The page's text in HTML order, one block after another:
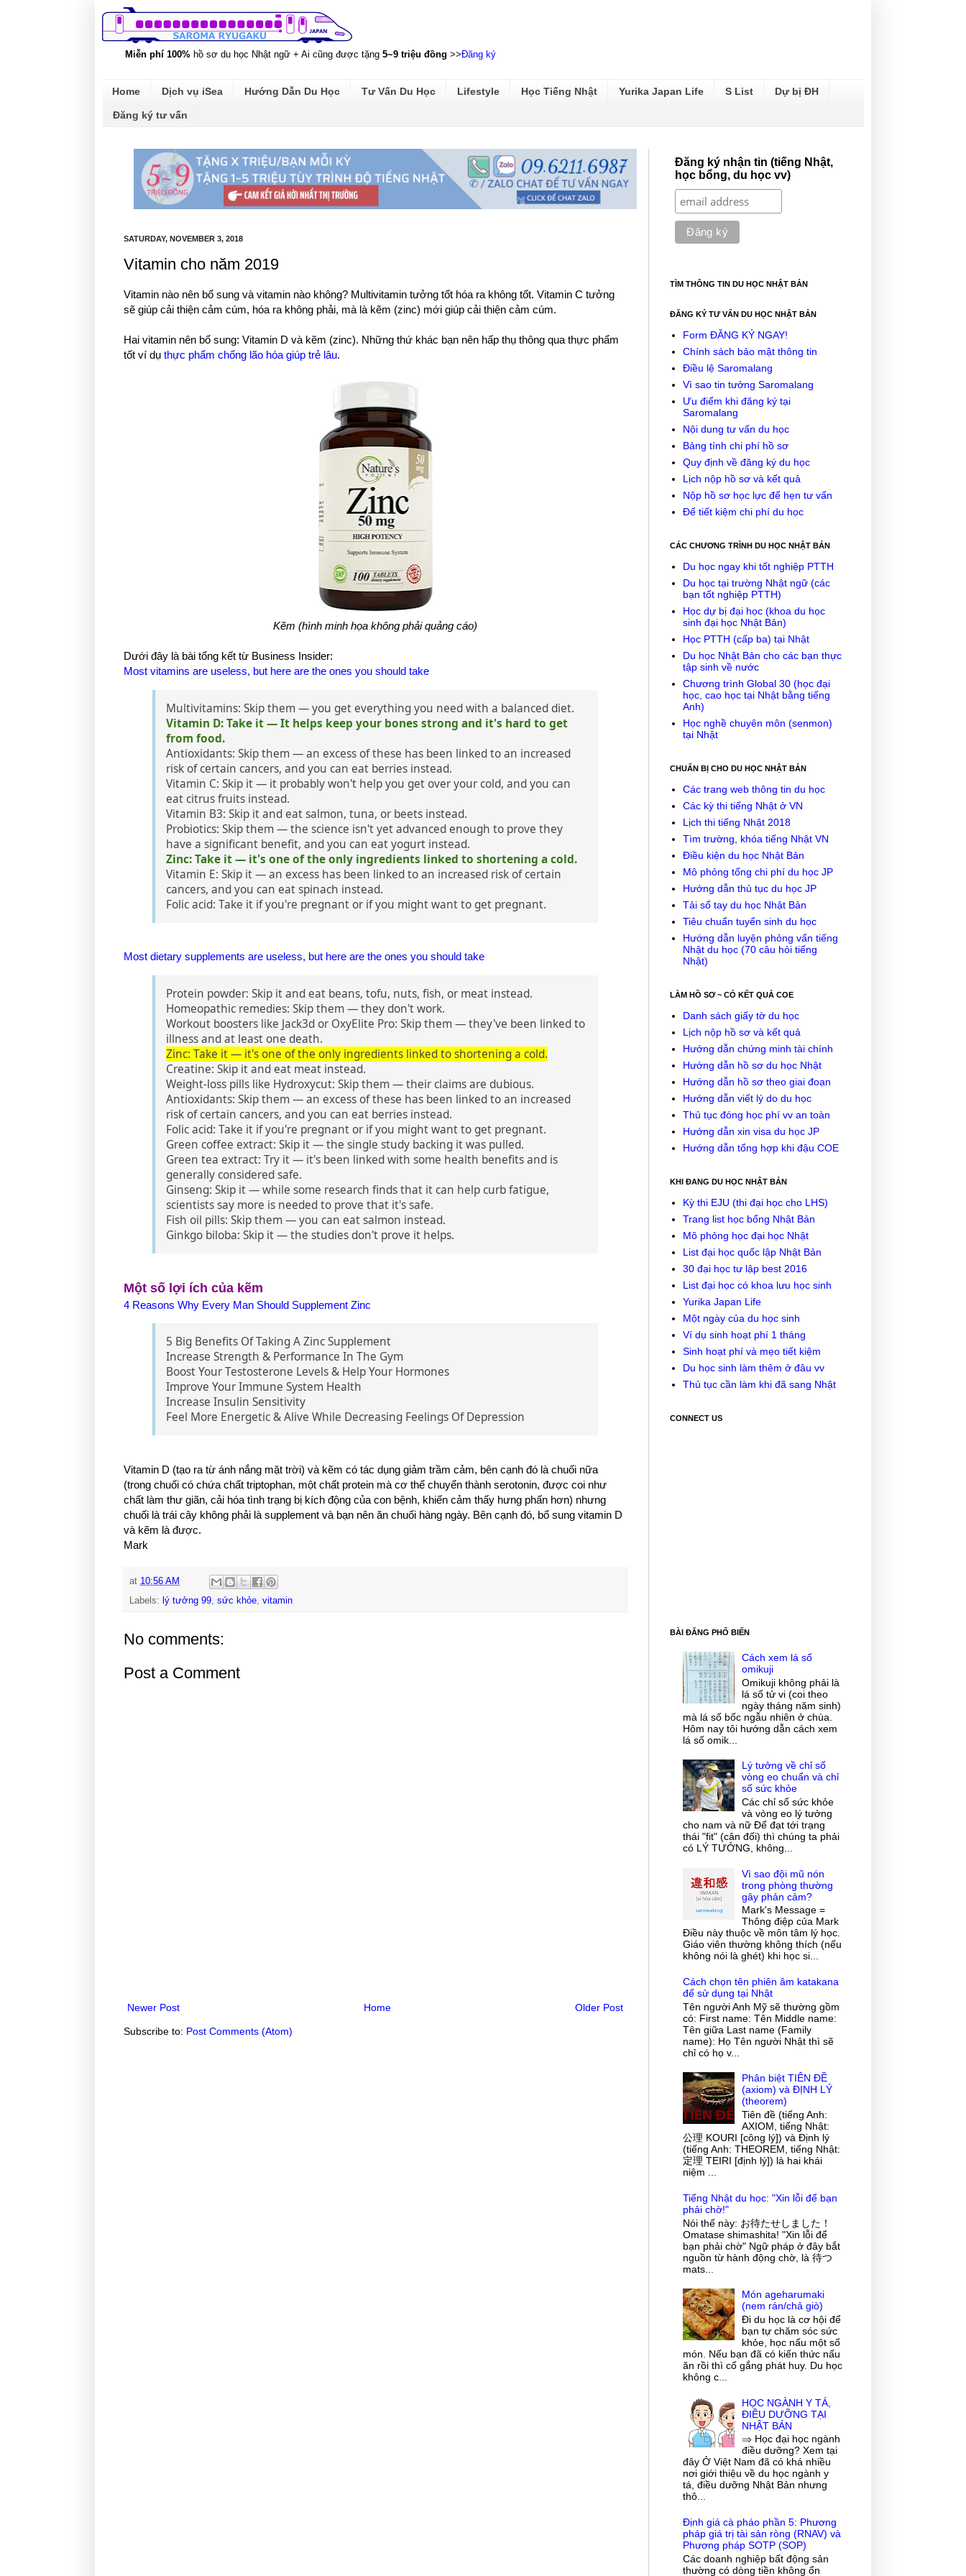
Miễn phí 100% hồ sơ du học Nhật ngữ + Ai cũng được tặng 5~9 triệu đồng >>Đăng ký
Home Dịch vụ iSea Hướng Dẫn Du Học Tư Vấn Du Học Lifestyle Học Tiếng Nhật Yurika Japan Life S List Dự bị ĐH
Đăng ký tư vấn
SATURDAY, NOVEMBER 3, 2018
Vitamin cho năm 2019
Vitamin nào nên bổ sung và vitamin nào không? Multivitamin tưởng tốt hóa ra không tốt. Vitamin C tưởng
sẽ giúp cải thiện cảm cúm, hóa ra không phải, mà là kẽm (zinc) mới giúp cải thiện cảm cúm.
Hai vitamin nên bổ sung: Vitamin D và kẽm (zinc). Những thứ khác bạn nên hấp thụ thông qua thực phẩm
tốt ví dụ thực phẩm chống lão hóa giúp trẻ lâu.
Kẽm (hình minh họa không phải quảng cáo)
Dưới đây là bài tổng kết từ Business Insider:
Most vitamins are useless, but here are the ones you should take
Multivitamins: Skip them — you get everything you need with a balanced diet.
Vitamin D: Take it — It helps keep your bones strong and it's hard to get
from food.
Antioxidants: Skip them — an excess of these has been linked to an increased
risk of certain cancers, and you can eat berries instead.
Vitamin C: Skip it — it probably won't help you get over your cold, and you can
eat citrus fruits instead.
Vitamin B3: Skip it and eat salmon, tuna, or beets instead.
Probiotics: Skip them — the science isn't yet advanced enough to prove they
have a significant benefit, and you can eat yogurt instead.
Zinc: Take it — it's one of the only ingredients linked to shortening a cold.
Vitamin E: Skip it — an excess has been linked to an increased risk of certain
cancers, and you can eat spinach instead.
Folic acid: Take it if you're pregnant or if you might want to get pregnant.
Most dietary supplements are useless, but here are the ones you should take
Protein powder: Skip it and eat beans, tofu, nuts, fish, or meat instead.
Homeopathic remedies: Skip them — they don't work.
Workout boosters like Jack3d or OxyElite Pro: Skip them — they've been linked to
illness and at least one death.
Zinc: Take it — it's one of the only ingredients linked to shortening a cold.
Creatine: Skip it and eat meat instead.
Weight-loss pills like Hydroxycut: Skip them — their claims are dubious.
Antioxidants: Skip them — an excess of these has been linked to an increased
risk of certain cancers, and you can eat berries instead.
Folic acid: Take it if you're pregnant or if you might want to get pregnant.
Green coffee extract: Skip it — the single study backing it was pulled.
Green tea extract: Try it — it's been linked with some health benefits and is
generally considered safe.
Ginseng: Skip it — while some research finds that it can help curb fatigue,
scientists say more is needed to prove that it's safe.
Fish oil pills: Skip them — you can eat salmon instead.
Ginkgo biloba: Skip it — the studies don't prove it helps.
Một số lợi ích của kẽm
4 Reasons Why Every Man Should Supplement Zinc
5 Big Benefits Of Taking A Zinc Supplement
Increase Strength & Performance In The Gym
Boost Your Testosterone Levels & Help Your Hormones
Improve Your Immune System Health
Increase Insulin Sensitivity
Feel More Energetic & Alive While Decreasing Feelings Of Depression
Vitamin D (tạo ra từ ánh nắng mặt trời) và kẽm có tác dụng giảm trầm cảm, bên cạnh đó là chuối nữa
(trong chuối có chứa chất triptophan, một chất protein mà cơ thể chuyển thành serotonin, được coi như
chất làm thư giãn, cải hóa tình trạng bị kích động của con bệnh, khiến cảm thấy hưng phấn hơn) nhưng
chuối là trái cây không phải là supplement và bạn nên ăn chuối hàng ngày. Bên cạnh đó, bổ sung vitamin D
và kẽm là được.
Mark
at 10:56 AM
Labels: lý tưởng 99, sức khỏe, vitamin
No comments:
Post a Comment
Newer Post Older Post
Home
Subscribe to: Post Comments (Atom)
Đăng ký nhận tin (tiếng Nhật,
học bổng, du học vv)
TÌM THÔNG TIN DU HỌC NHẬT BẢN
ĐĂNG KÝ TƯ VẤN DU HỌC NHẬT BẢN
Form ĐĂNG KÝ NGAY!
Chính sách bảo mật thông tin
Điều lệ Saromalang
Vì sao tin tưởng Saromalang
Ưu điểm khi đăng ký tại
Saromalang
Nội dung tư vấn du học
Bảng tính chi phí hồ sơ
Quy định về đăng ký du học
Lịch nộp hồ sơ và kết quả
Nộp hồ sơ học lực để hẹn tư vấn
Để tiết kiệm chi phí du học
CÁC CHƯƠNG TRÌNH DU HỌC NHẬT BẢN
Du học ngay khi tốt nghiệp PTTH
Du học tại trường Nhật ngữ (các
bạn tốt nghiệp PTTH)
Học dự bị đại học (khoa du học
sinh đại học Nhật Bản)
Học PTTH (cấp ba) tại Nhật
Du học Nhật Bản cho các bạn thực
tập sinh về nước
Chương trình Global 30 (học đại
học, cao học tại Nhật bằng tiếng
Anh)
Học nghề chuyên môn (senmon)
tại Nhật
CHUẨN BỊ CHO DU HỌC NHẬT BẢN
Các trang web thông tin du học
Các kỳ thi tiếng Nhật ở VN
Lịch thi tiếng Nhật 2018
Tìm trường, khóa tiếng Nhật VN
Điều kiện du học Nhật Bản
Mô phỏng tổng chi phí du học JP
Hướng dẫn thủ tục du học JP
Tải sổ tay du học Nhật Bản
Tiêu chuẩn tuyển sinh du học
Hướng dẫn luyện phỏng vấn tiếng
Nhật du học (70 câu hỏi tiếng
Nhật)
LÀM HỒ SƠ ~ CÓ KẾT QUẢ COE
Danh sách giấy tờ du học
Lịch nộp hồ sơ và kết quả
Hướng dẫn chứng minh tài chính
Hướng dẫn hồ sơ du học Nhật
Hướng dẫn hồ sơ theo giai đoạn
Hướng dẫn viết lý do du học
Thủ tục đóng học phí vv an toàn
Hướng dẫn xin visa du học JP
Hướng dẫn tổng hợp khi đậu COE
KHI ĐANG DU HỌC NHẬT BẢN
Kỳ thi EJU (thi đại học cho LHS)
Trang list học bổng Nhật Bản
Mô phỏng học đại học Nhật
List đại học quốc lập Nhật Bản
30 đại học tư lập best 2016
List đại học có khoa lưu học sinh
Yurika Japan Life
Một ngày của du học sinh
Ví dụ sinh hoạt phí 1 tháng
Sinh hoạt phí và mẹo tiết kiệm
Du học sinh làm thêm ở đâu vv
Thủ tục cần làm khi đã sang Nhật
CONNECT US
BÀI ĐĂNG PHỔ BIẾN
Cách xem lá số
omikuji
Omikuji không phải là
lá số tử vi (coi theo
ngày tháng năm sinh)
mà lá số bốc ngẫu nhiên ở chùa.
Hôm nay tôi hướng dẫn cách xem
lá số omik...
Lý tưởng về chỉ số
vòng eo chuẩn và chỉ
số sức khỏe
Các chỉ số sức khỏe
và vòng eo lý tưởng
cho nam và nữ Để đạt tới trạng
thái "fit" (cân đối) thì chúng ta phải
có LÝ TƯỞNG, không...
Vì sao đội mũ nón
trong phòng thường
gây phản cảm?
Mark's Message =
Thông điệp của Mark
Điều này thuộc về môn tâm lý học.
Giáo viên thường không thích (nếu
không nói là ghét) khi học si...
Cách chọn tên phiên âm katakana
để sử dụng tại Nhật
Tên người Anh Mỹ sẽ thường gồm
có: First name: Tên Middle name:
Tên giữa Last name (Family
name): Họ Tên người Nhật thì sẽ
chỉ có họ v...
Phân biệt TIÊN ĐỀ
(axiom) và ĐỊNH LÝ
(theorem)
Tiên đề (tiếng Anh:
AXIOM, tiếng Nhật:
公理 KOURI [công lý]) và Định lý
(tiếng Anh: THEOREM, tiếng Nhật:
定理 TEIRI [định lý]) là hai khái
niệm ...
Tiếng Nhật du học: "Xin lỗi để bạn
phải chờ!"
Nói thế này: お待たせしました！
Omatase shimashita! "Xin lỗi để
bạn phải chờ" Ngữ pháp ở đây bắt
nguồn từ hành động chờ, là 待つ
mats...
Món ageharumaki
(nem rán/chả giò)
Đi du học là cơ hội để
bạn tự chăm sóc sức
khỏe, học nấu một số
món. Nếu bạn đã có kiến thức nấu
ăn rồi thì cố gắng phát huy. Du học
không c...
HỌC NGÀNH Y TÁ,
ĐIỀU DƯỠNG TẠI
NHẬT BẢN
⇒ Học đại học ngành
điều dưỡng? Xem tại
đây Ở Việt Nam đã có khá nhiều
nơi giới thiệu về du học ngành y
tá, điều dưỡng Nhật Bản nhưng
thô...
Định giá cà pháo phần 5: Phương
pháp giá trị tài sản ròng (RNAV) và
Phương pháp SOTP (SOP)
Các doanh nghiệp bất động sản
thường có dòng tiền không ổn